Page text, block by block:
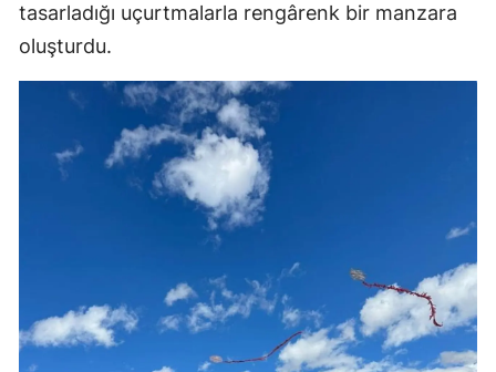
tasarladığı uçurtmalarla rengârenk bir manzara
oluşturdu.